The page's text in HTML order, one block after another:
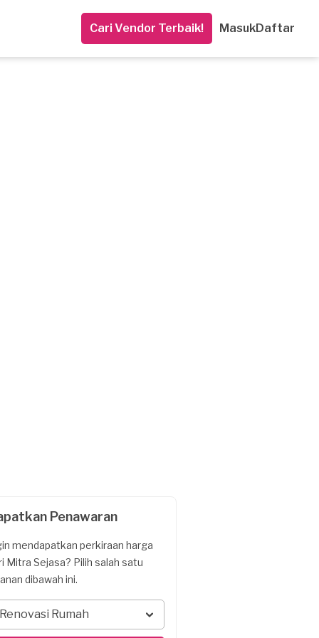
Cari Vendor Terbaik! MasukDaftar
Penawaran
mendapatkan perkiraan harga
Mitra Sejasa? Pilih salah satu
dibawah ini.
Renovasi Rumah